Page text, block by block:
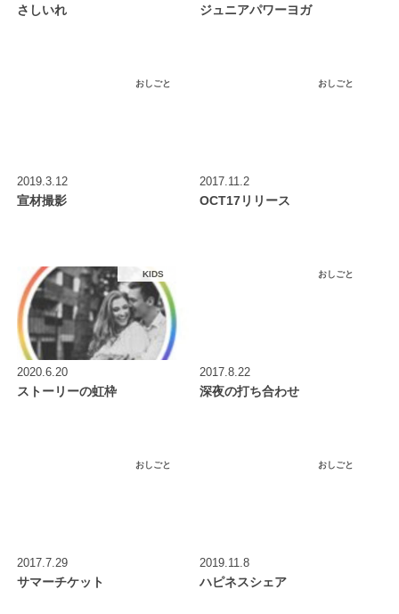
さしいれ ジュニアパワーヨガ
おしごと
2019.3.12
宣材撮影
おしごと
2017.11.2
OCT17リリース
KIDS
2020.6.20
ストーリーの虹枠
おしごと
2017.8.22
深夜の打ち合わせ
おしごと
2017.7.29
サマーチケット
おしごと
2019.11.8
ハピネスシェア